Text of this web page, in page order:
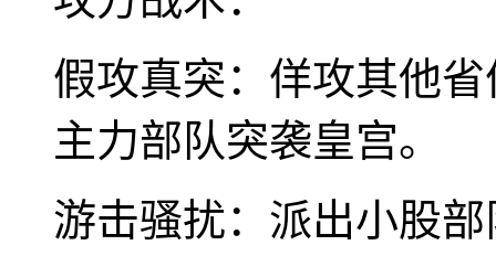
假攻真突：佯攻其他
主力部队突袭皇宫。
游击骚扰：派出小股